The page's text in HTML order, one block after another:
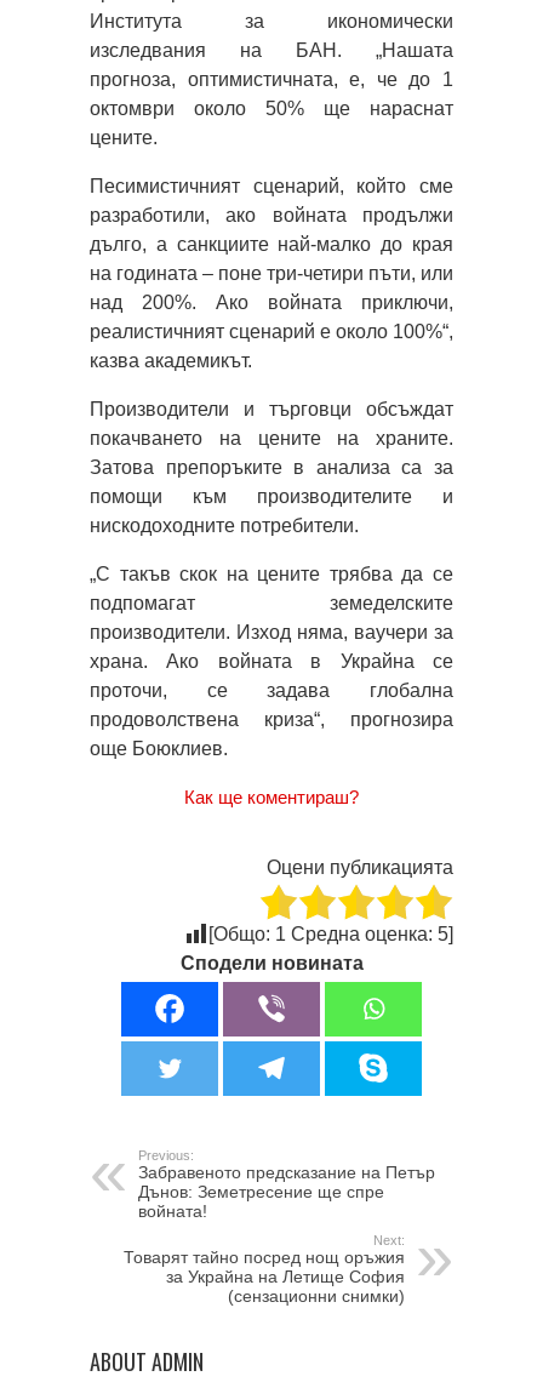
Института за икономически
изследвания на БАН. „Нашата
прогноза, оптимистичната, е, че до 1
октомври около 50% ще нараснат
цените.
Песимистичният сценарий, който сме
разработили, ако войната продължи
дълго, а санкциите най-малко до края
на годината – поне три-четири пъти, или
над 200%. Ако войната приключи,
реалистичният сценарий е около 100%“,
казва академикът.
Производители и търговци обсъждат
покачването на цените на храните.
Затова препоръките в анализа са за
помощи към производителите и
нискодоходните потребители.
„С такъв скок на цените трябва да се
подпомагат земеделските
производители. Изход няма, ваучери за
храна. Ако войната в Украйна се
проточи, се задава глобална
продоволствена криза“, прогнозира
още Боюклиев.
Как ще коментираш?
Оцени публикацията
[Общо: 1 Средна оценка: 5]
Сподели новината
Previous:
Забравеното предсказание на Петър
Дънов: Земетресение ще спре
войната!
Next:
Товарят тайно посред нощ оръжия
за Украйна на Летище София
(сензационни снимки)
ABOUT ADMIN